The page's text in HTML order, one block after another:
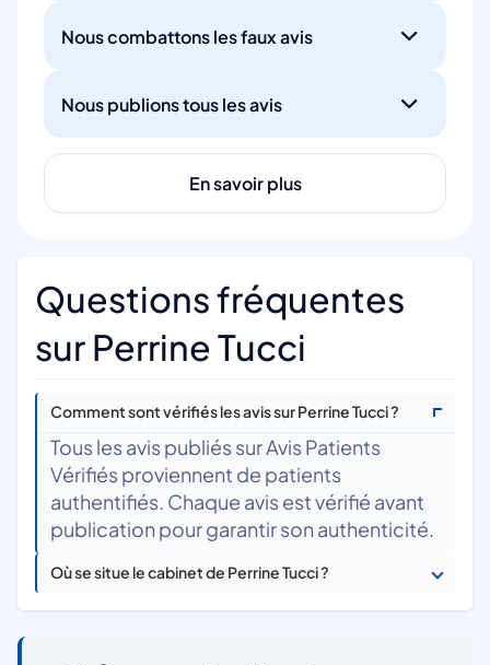
Nous combattons les faux avis
Nous publions tous les avis
En savoir plus
Questions fréquentes
sur Perrine Tucci
Comment sont vérifiés les avis sur Perrine Tucci ?
Tous les avis publiés sur Avis Patients
Vérifiés proviennent de patients
authentifiés. Chaque avis est vérifié avant
publication pour garantir son authenticité.
Où se situe le cabinet de Perrine Tucci ?